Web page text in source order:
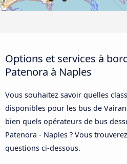
Options et services à
Patenora à Naples
Vous souhaitez savoir quelles
disponibles pour les bus de
bien quels opérateurs de bus
Patenora - Naples ? Vous
questions ci-dessous.